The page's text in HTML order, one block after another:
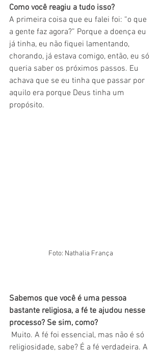
Como você reagiu a tudo isso?
A primeira coisa que eu falei foi: “o que
a gente faz agora?” Porque a doença eu
já tinha, eu não fiquei lamentando,
chorando, já estava comigo, então, eu só
queria saber os próximos passos. Eu
achava que se eu tinha que passar por
aquilo era porque Deus tinha um
propósito.
Foto: Nathalia França
Sabemos que você é uma pessoa
bastante religiosa, a fé te ajudou nesse
processo? Se sim, como?
Muito. A fé foi essencial, mas não é só
religiosidade, sabe? É a fé verdadeira. A